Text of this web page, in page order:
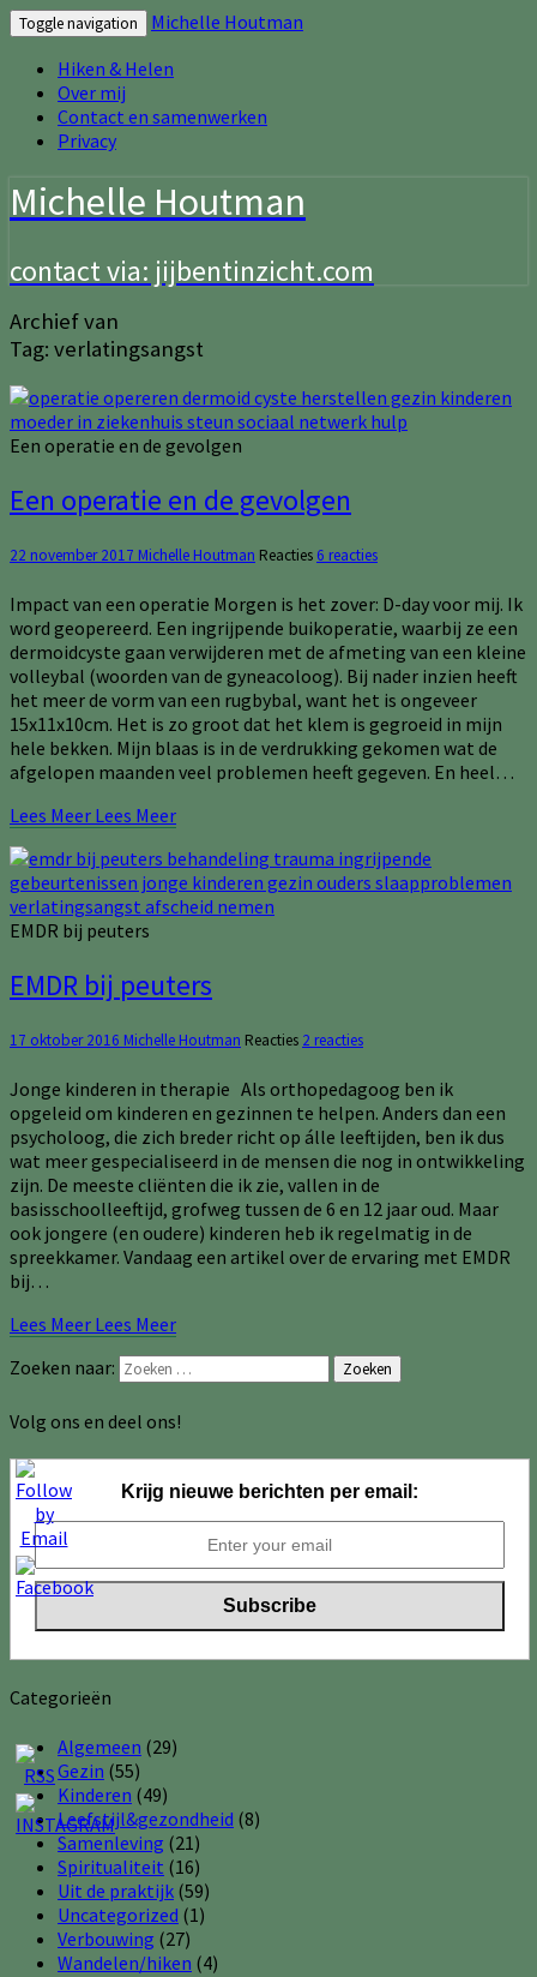
Toggle navigation
Michelle Houtman
Hiken & Helen
Over mij
Contact en samenwerken
Privacy
Michelle Houtman
contact via: jijbentinzicht.com
Archief van
Tag: verlatingsangst
Een operatie en de gevolgen
Een operatie en de gevolgen
22 november 2017 Michelle Houtman Reacties 6 reacties
Impact van een operatie Morgen is het zover: D-day voor mij. Ik
word geopereerd. Een ingrijpende buikoperatie, waarbij ze een
dermoidcyste gaan verwijderen met de afmeting van een kleine
volleybal (woorden van de gyneacoloog). Bij nader inzien heeft
het meer de vorm van een rugbybal, want het is ongeveer
15x11x10cm. Het is zo groot dat het klem is gegroeid in mijn
hele bekken. Mijn blaas is in de verdrukking gekomen wat de
afgelopen maanden veel problemen heeft gegeven. En heel…
Lees Meer Lees Meer
EMDR bij peuters
EMDR bij peuters
17 oktober 2016 Michelle Houtman Reacties 2 reacties
Jonge kinderen in therapie Als orthopedagoog ben ik
opgeleid om kinderen en gezinnen te helpen. Anders dan een
psycholoog, die zich breder richt op álle leeftijden, ben ik dus
wat meer gespecialiseerd in de mensen die nog in ontwikkeling
zijn. De meeste cliënten die ik zie, vallen in de
basisschoolleeftijd, grofweg tussen de 6 en 12 jaar oud. Maar
ook jongere (en oudere) kinderen heb ik regelmatig in de
spreekkamer. Vandaag een artikel over de ervaring met EMDR
bij…
Lees Meer Lees Meer
Zoeken naar:
Zoeken
Volg ons en deel ons!
Krijg nieuwe berichten per email:
Categorieën
Algemeen (29)
Gezin (55)
Kinderen (49)
Leefstijl&gezondheid (8)
Samenleving (21)
Spiritualiteit (16)
Uit de praktijk (59)
Uncategorized (1)
Verbouwing (27)
Wandelen/hiken (4)